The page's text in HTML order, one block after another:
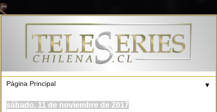
▼
sábado, 11 de noviembre de 2017